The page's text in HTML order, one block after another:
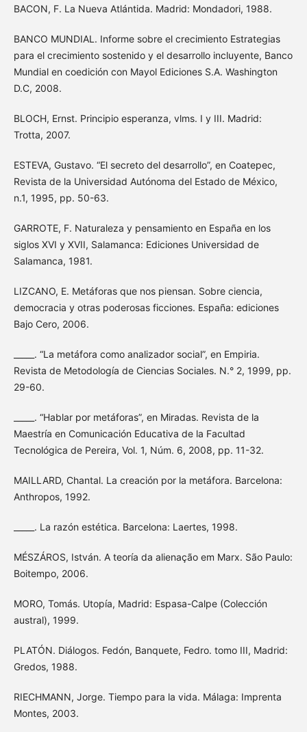
BACON, F. La Nueva Atlántida. Madrid: Mondadori, 1988.
BANCO MUNDIAL. Informe sobre el crecimiento Estrategias
para el crecimiento sostenido y el desarrollo incluyente, Banco
Mundial en coedición con Mayol Ediciones S.A. Washington
D.C, 2008.
BLOCH, Ernst. Principio esperanza, vlms. I y III. Madrid:
Trotta, 2007.
ESTEVA, Gustavo. “El secreto del desarrollo”, en Coatepec,
Revista de la Universidad Autónoma del Estado de México,
n.1, 1995, pp. 50-63.
GARROTE, F. Naturaleza y pensamiento en España en los
siglos XVI y XVII, Salamanca: Ediciones Universidad de
Salamanca, 1981.
LIZCANO, E. Metáforas que nos piensan. Sobre ciencia,
democracia y otras poderosas ficciones. España: ediciones
Bajo Cero, 2006.
_____. “La metáfora como analizador social”, en Empiria.
Revista de Metodología de Ciencias Sociales. N.° 2, 1999, pp.
29-60.
_____. “Hablar por metáforas”, en Miradas. Revista de la
Maestría en Comunicación Educativa de la Facultad
Tecnológica de Pereira, Vol. 1, Núm. 6, 2008, pp. 11-32.
MAILLARD, Chantal. La creación por la metáfora. Barcelona:
Anthropos, 1992.
_____. La razón estética. Barcelona: Laertes, 1998.
MÉSZÁROS, István. A teoría da alienação em Marx. São Paulo:
Boitempo, 2006.
MORO, Tomás. Utopía, Madrid: Espasa-Calpe (Colección
austral), 1999.
PLATÓN. Diálogos. Fedón, Banquete, Fedro. tomo III, Madrid:
Gredos, 1988.
RIECHMANN, Jorge. Tiempo para la vida. Málaga: Imprenta
Montes, 2003.